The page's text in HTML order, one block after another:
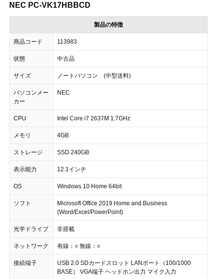
NEC PC-VK17HBBCD
製品の特徴
商品コード 113983
状態 中古品
サイズ ノートパソコン (中型送料)
パソコンメー
カー
NEC
CPU Intel Core i7 2637M 1.7GHz
メモリ 4GB
ストレージ SSD 240GB
表示能力 12.1インチ
OS Windows 10 Home 64bit
ソフト
Microsoft Office 2019 Home and Business
(Word/Excel/PowerPoint)
光学ドライブ 非搭載
ネットワーク 有線：○ 無線：○
接続端子
USB 2.0 SDカードスロット LANポート（100/1000
BASE） VGA端子 ヘッドホン出力 マイク入力